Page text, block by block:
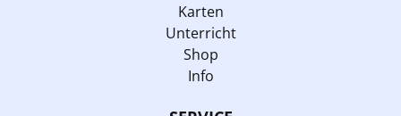
Karten
Unterricht
Shop
Info